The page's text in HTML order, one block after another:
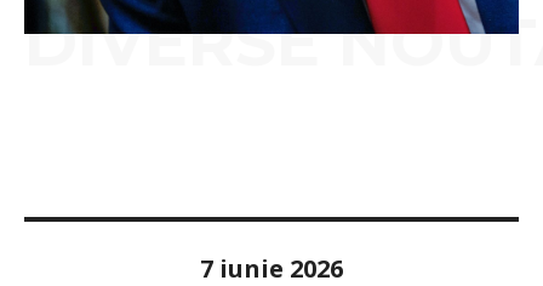
DIVERSE
7 iunie 2026